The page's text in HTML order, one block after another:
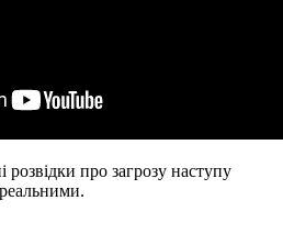
про загрозу наступу